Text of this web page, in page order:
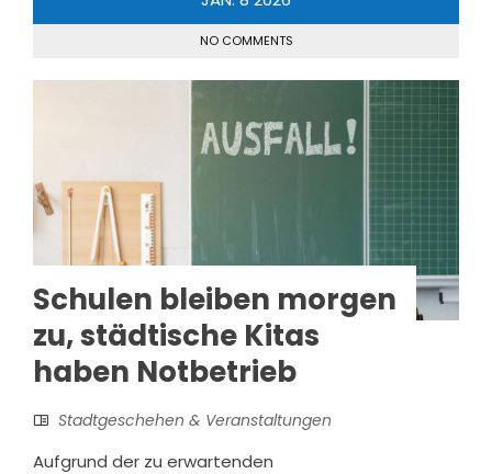
NO COMMENTS
Schulen bleiben morgen
zu, städtische Kitas
haben Notbetrieb
Stadtgeschehen & Veranstaltungen
Aufgrund der zu erwartenden